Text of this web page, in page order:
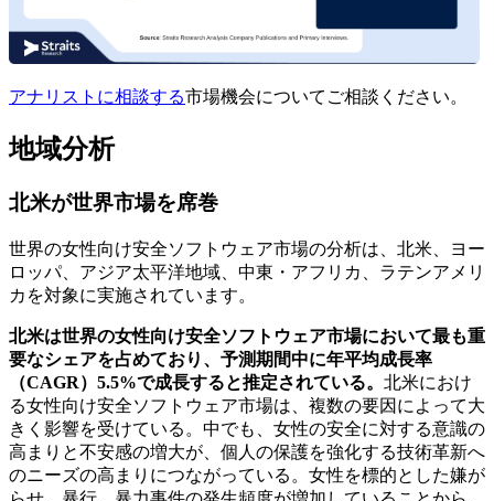
アナリストに相談する市場機会についてご相談ください。
地域分析
北米が世界市場を席巻
世界の女性向け安全ソフトウェア市場の分析は、北米、ヨー
ロッパ、アジア太平洋地域、中東・アフリカ、ラテンアメリ
カを対象に実施されています。
北米は世界の女性向け安全ソフトウェア市場において最も重
要なシェアを占めており、予測期間中に年平均成長率
（CAGR）5.5%で成長すると推定されている。 北米におけ
る女性向け安全ソフトウェア市場は、複数の要因によって大
きく影響を受けている。中でも、女性の安全に対する意識の
高まりと不安感の増大が、個人の保護を強化する技術革新へ
のニーズの高まりにつながっている。女性を標的とした嫌が